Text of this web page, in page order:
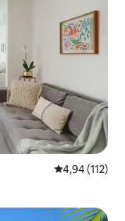
4,94 de uma
4,94 (112)